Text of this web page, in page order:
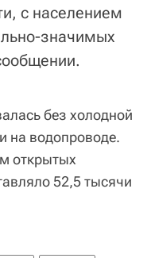
с населением
значимых
без холодной
на водопроводе.
открытых
52,5 тысячи